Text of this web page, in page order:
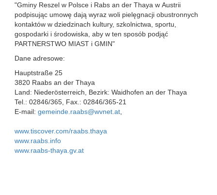
"Gminy Reszel w Polsce i Rabs an der Thaya w Austrii
podpisując umowę dają wyraz woli pielęgnacji obustronnych
kontaktów w dziedzinach kultury, szkolnictwa, sportu,
gospodarki i środowiska, aby w ten sposób podjąć
PARTNERSTWO MIAST i GMIN"
Dane adresowe:
Hauptstraße 25
3820 Raabs an der Thaya
Land: Niederösterreich, Bezirk: Waidhofen an der Thaya
Tel.: 02846/365, Fax.: 02846/365-21
E-mail: gemeinde.raabs@wvnet.at
www.tiscover.com/raabs.thaya
www.raabs.info
www.raabs-thaya.gv.at